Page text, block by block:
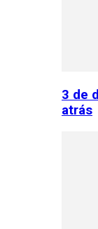
3 de
atrás